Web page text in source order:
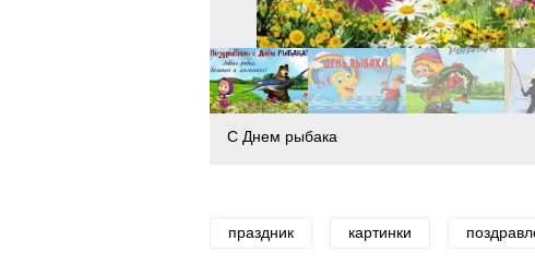
С Днем рыбака
праздник картинки